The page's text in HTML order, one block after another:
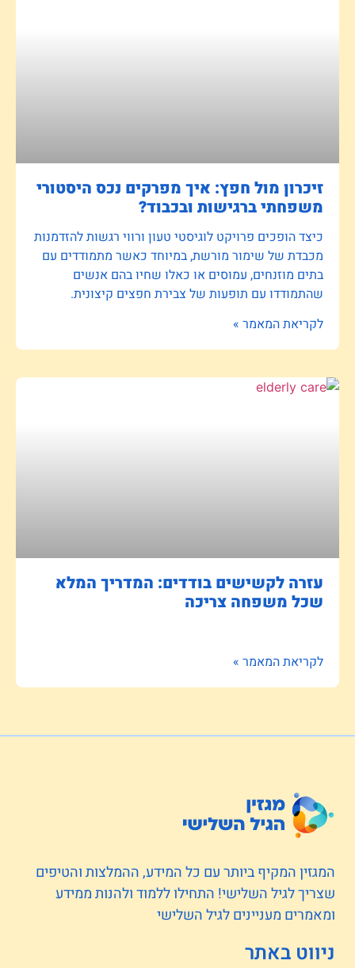
זיכרון מול חפץ: איך מפרקים נכס היסטורי
משפחתי ברגישות ובכבוד?
כיצד הופכים פרויקט לוגיסטי טעון ורווי רגשות להזדמנות
מכבדת של שימור מורשת, במיוחד כאשר מתמודדים עם
בתים מוזנחים, עמוסים או כאלו שחיו בהם אנשים
שהתמודדו עם תופעות של צבירת חפצים קיצונית.
לקריאת המאמר »
עזרה לקשישים בודדים: המדריך המלא
שכל משפחה צריכה
לקריאת המאמר »
המגזין המקיף ביותר עם כל המידע, ההמלצות והטיפים
שצריך לגיל השלישי! התחילו ללמוד ולהנות ממידע
ומאמרים מעניינים לגיל השלישי
ניווט באתר